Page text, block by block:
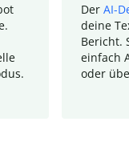
Der AI-
deine
Bericht.
einfach
oder